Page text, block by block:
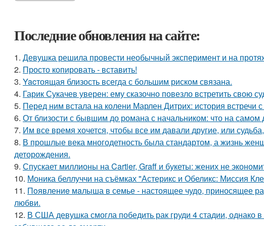
Последние обновления на сайте:
1. Девушка решила провести необычный эксперимент и на
2. Просто копировать - вставить!
3. Yacтоящая близость всегда с большим риском связана.
4. Гарик Сукачев уверен: ему сказочно повезло встретить свою
5. Перед ним встала на колени Марлен Дитрих: история встречи
6. От близости с бывшим до романа с начальником: что на самом
7. Им все время хочется, чтобы все им давали другие, или
8. В прошлые века многодетность была стандартом, а жизнь
деторождения.
9. Спускает миллионы на Cartier, Graff и букеты: жених не
10. Моника беллуччи на съёмках "Астерикс и Обеликс: Миссия
11. Пoявлениe мaлыша в семье - настоящее чудо, приносящее
любви.
12. В США девушка смогла победить рак груди 4 стадии, однако